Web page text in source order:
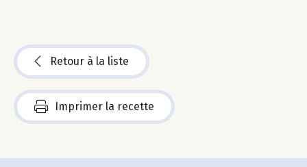
Retour à la liste
Imprimer la recette